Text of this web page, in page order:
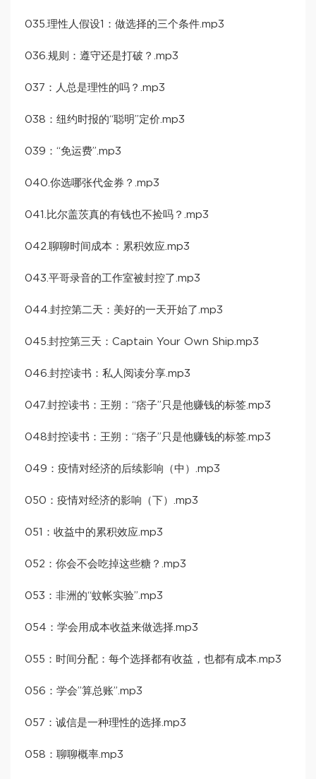
035.理性人假设1：做选择的三个条件.mp3
036.规则：遵守还是打破？.mp3
037：人总是理性的吗？.mp3
038：纽约时报的“聪明”定价.mp3
039：“免运费”.mp3
040.你选哪张代金券？.mp3
041.比尔盖茨真的有钱也不捡吗？.mp3
042.聊聊时间成本：累积效应.mp3
043.平哥录音的工作室被封控了.mp3
044.封控第二天：美好的一天开始了.mp3
045.封控第三天：Captain Your Own Ship.mp3
046.封控读书：私人阅读分享.mp3
047.封控读书：王朔：“痞子”只是他赚钱的标签.mp3
048封控读书：王朔：“痞子”只是他赚钱的标签.mp3
049：疫情对经济的后续影响（中）.mp3
050：疫情对经济的影响（下）.mp3
051：收益中的累积效应.mp3
052：你会不会吃掉这些糖？.mp3
053：非洲的“蚊帐实验”.mp3
054：学会用成本收益来做选择.mp3
055：时间分配：每个选择都有收益，也都有成本.mp3
056：学会”算总账”.mp3
057：诚信是一种理性的选择.mp3
058：聊聊概率.mp3